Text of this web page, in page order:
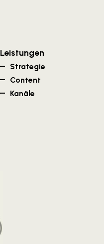
Leistungen
Strategie
Content
Kanäle